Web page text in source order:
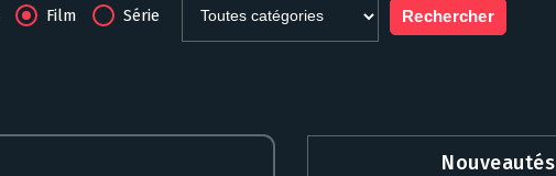
Film Série
Nouveautés